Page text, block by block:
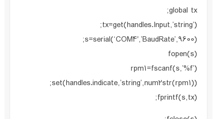
global tx;
tx=get(handles.Input,’string’);
s=serial(‘COM4′,’BaudRate’,9600);
fopen(s)
rpm1=fscanf(s,’%f’)
set(handles.indicate,’string’,num2str(rpm1));
fprintf(s,tx);